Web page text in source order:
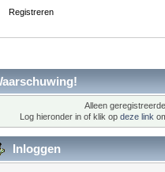
Registreren
Alleen
Log hieronder in of klik op deze link
Inloggen